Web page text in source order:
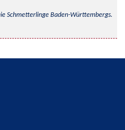
Schmetterlinge Baden-Württembergs.